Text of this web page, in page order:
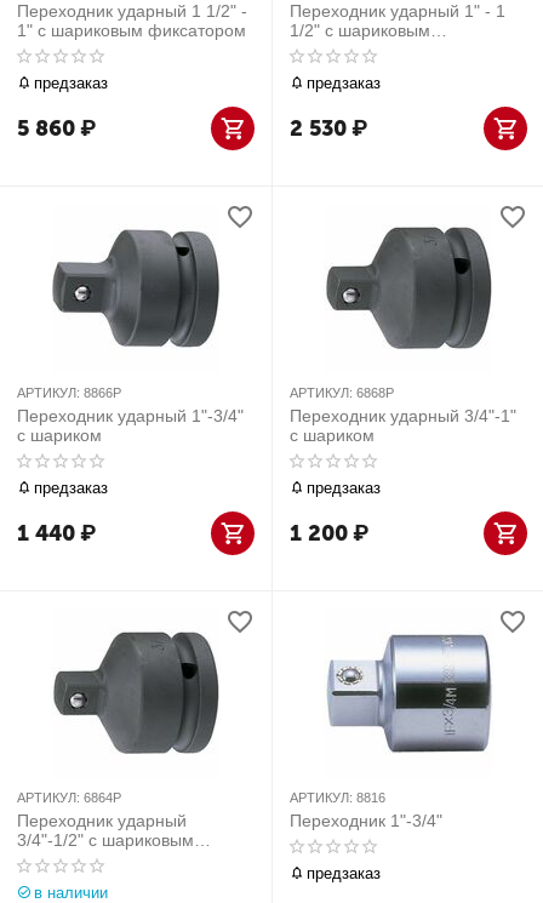
Переходник ударный 1 1/2" -
1" с шариковым фиксатором
предзаказ
5 860₽
Переходник ударный 1" - 1
1/2" с шариковым
фиксатором
предзаказ
2 530₽
АРТИКУЛ: 8866P
Переходник ударный 1"-3/4"
с шариком
предзаказ
1 440₽
АРТИКУЛ: 6868P
Переходник ударный 3/4"-1"
с шариком
предзаказ
1 200₽
АРТИКУЛ: 6864P
Переходник ударный
3/4"-1/2" с шариковым
фиксатором
в наличии
АРТИКУЛ: 8816
Переходник 1"-3/4"
предзаказ